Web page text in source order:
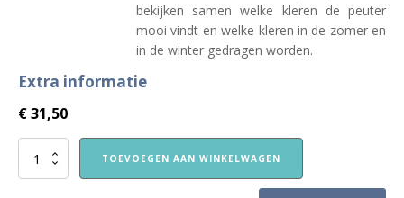
bekijken samen welke kleren de peuter
mooi vindt en welke kleren in de zomer en
in de winter gedragen worden.
Extra informatie
€31,50
VVE
TOEVOEGEN AAN WINKELWAGEN